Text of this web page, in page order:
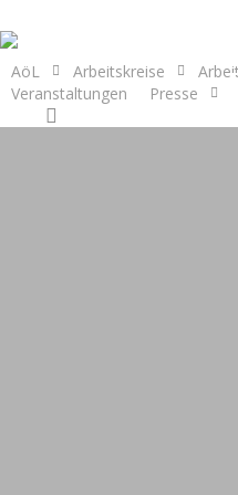
to
main
content
AöL Arbeitskreise
Veranstaltungen
Presse